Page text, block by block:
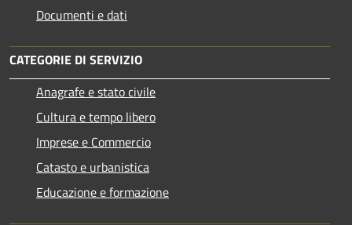
Documenti e dati
CATEGORIE DI SERVIZIO
Anagrafe e stato civile
Cultura e tempo libero
Imprese e Commercio
Catasto e urbanistica
Educazione e formazione